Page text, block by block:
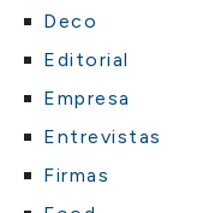
Deco
Editorial
Empresa
Entrevistas
Firmas